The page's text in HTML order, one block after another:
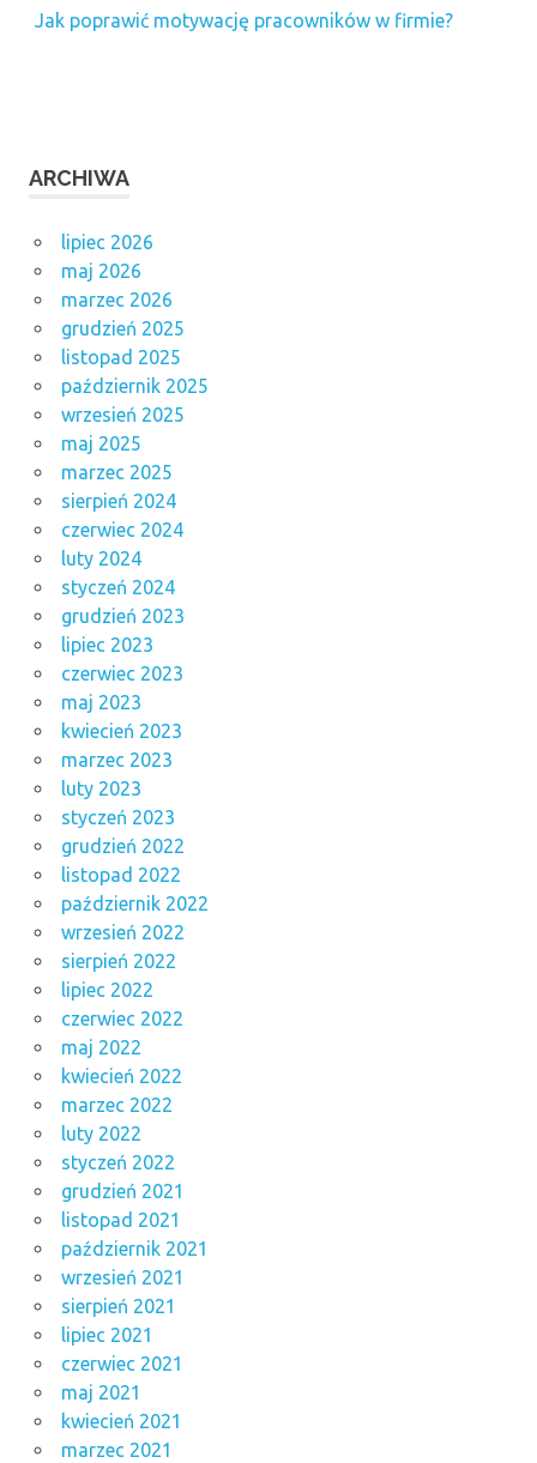
Jak poprawić motywację pracowników w firmie?
ARCHIWA
lipiec 2026
maj 2026
marzec 2026
grudzień 2025
listopad 2025
październik 2025
wrzesień 2025
maj 2025
marzec 2025
sierpień 2024
czerwiec 2024
luty 2024
styczeń 2024
grudzień 2023
lipiec 2023
czerwiec 2023
maj 2023
kwiecień 2023
marzec 2023
luty 2023
styczeń 2023
grudzień 2022
listopad 2022
październik 2022
wrzesień 2022
sierpień 2022
lipiec 2022
czerwiec 2022
maj 2022
kwiecień 2022
marzec 2022
luty 2022
styczeń 2022
grudzień 2021
listopad 2021
październik 2021
wrzesień 2021
sierpień 2021
lipiec 2021
czerwiec 2021
maj 2021
kwiecień 2021
marzec 2021